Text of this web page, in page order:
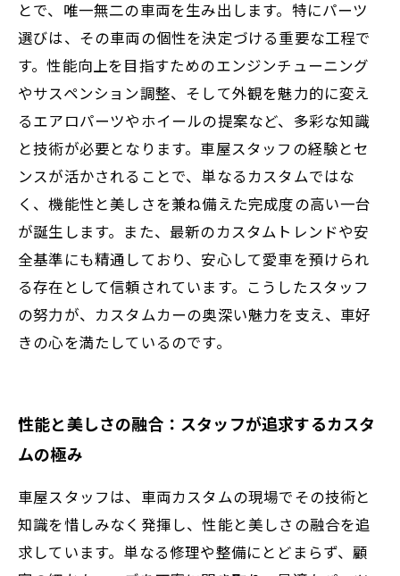
とで、唯一無二の車両を生み出します。特にパーツ
選びは、その車両の個性を決定づける重要な工程で
す。性能向上を目指すためのエンジンチューニング
やサスペンション調整、そして外観を魅力的に変え
るエアロパーツやホイールの提案など、多彩な知識
と技術が必要となります。車屋スタッフの経験とセ
ンスが活かされることで、単なるカスタムではな
く、機能性と美しさを兼ね備えた完成度の高い一台
が誕生します。また、最新のカスタムトレンドや安
全基準にも精通しており、安心して愛車を預けられ
る存在として信頼されています。こうしたスタッフ
の努力が、カスタムカーの奥深い魅力を支え、車好
きの心を満たしているのです。
性能と美しさの融合：スタッフが追求するカスタ
ムの極み
車屋スタッフは、車両カスタムの現場でその技術と
知識を惜しみなく発揮し、性能と美しさの融合を追
求しています。単なる修理や整備にとどまらず、顧